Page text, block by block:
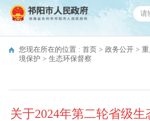
您现在所在的位置 : 首页 > 政务公开 >
境保护 > 生态环保督察
关于2024年第二轮省级